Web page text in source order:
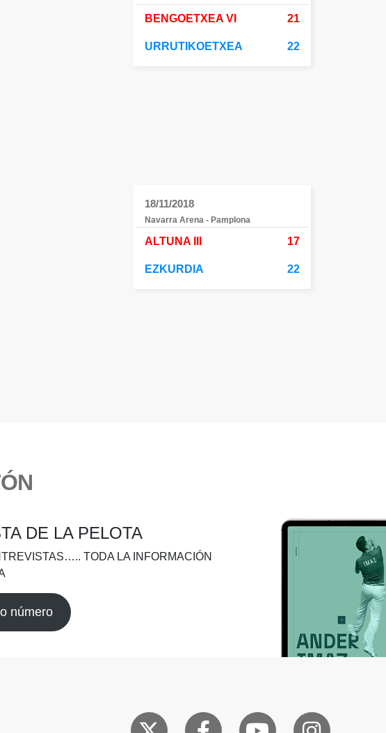
BENGOETXEA VI 21
URRUTIKOETXEA 22
18/11/2018
Navarra Arena - Pamplona
ALTUNA III 17
EZKURDIA 22
DE LA PELOTA
TODA LA INFORMACIÓN
número